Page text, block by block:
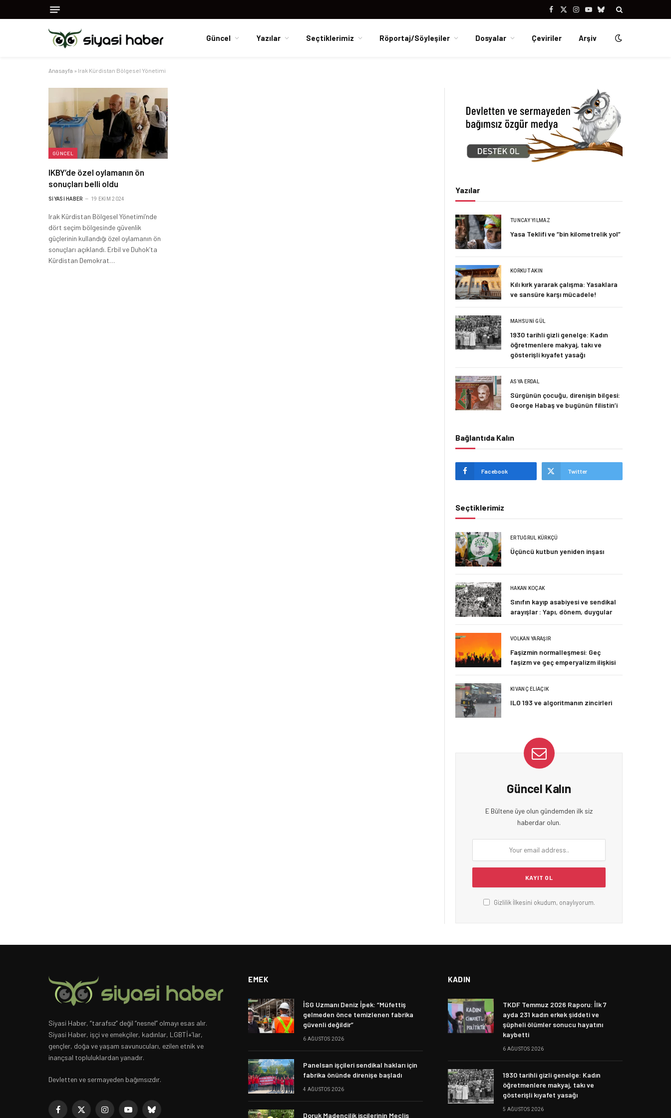
Facebook
X
Instagram
YouTubeBluesky
Güncel Yazılar Seçtiklerimiz Röportaj/Söyleşiler Dosyalar Çeviriler Arşiv
Anasayfa » Irak Kürdistan Bölgesel Yönetimi
GÜNCEL
IKBY’de özel oylamanın ön
sonuçları belli oldu
SIYASI HABER 19 EKIM 2024
Irak Kürdistan Bölgesel Yönetimi’nde
dört seçim bölgesinde güvenlik
güçlerinin kullandığı özel oylamanın ön
sonuçları açıklandı. Erbil ve Duhok’ta
Kürdistan Demokrat…
Yazılar
TUNCAY YILMAZ
Yasa Teklifi ve “bin kilometrelik yol”
KORKUT AKIN
Kılı kırk yararak çalışma: Yasaklara
ve sansüre karşı mücadele!
MAHSUNI GÜL
1930 tarihli gizli genelge: Kadın
öğretmenlere makyaj, takı ve
gösterişli kıyafet yasağı
ASYA ERDAL
Sürgünün çocuğu, direnişin bilgesi:
George Habaş ve bugünün filistin’i
Bağlantıda Kalın
Facebook Twitter
Seçtiklerimiz
ERTUĞRUL KÜRKÇÜ
Üçüncü kutbun yeniden inşası
HAKAN KOÇAK
Sınıfın kayıp asabiyesi ve sendikal
arayışlar : Yapı, dönem, duygular
VOLKAN YARAŞIR
Faşizmin normalleşmesi: Geç
faşizm ve geç emperyalizm ilişkisi
KIVANÇ ELIAÇIK
ILO 193 ve algoritmanın zincirleri
Güncel Kalın
E Bültene üye olun gündemden ilk siz
haberdar olun.
Gizlilik İlkesini okudum, onaylıyorum.
Siyasi Haber, “tarafsız” değil “nesnel” olmayı esas alır.
Siyasi Haber, işçi ve emekçiler, kadınlar, LGBTİ+’lar,
gençler, doğa ve yaşam savunucuları, ezilen etnik ve
inançsal topluluklardan yanadır.
Devletten ve sermayeden bağımsızdır.
Facebook
X InstagramYouTubeBluesky
EMEK
İSG Uzmanı Deniz İpek: “Müfettiş
gelmeden önce temizlenen fabrika
güvenli değildir”
6 AĞUSTOS 2026
Panelsan işçileri sendikal hakları için
fabrika önünde direnişe başladı
4 AĞUSTOS 2026
Doruk Madencilik işçilerinin Meclis
KADIN
TKDF Temmuz 2026 Raporu: İlk 7
ayda 231 kadın erkek şiddeti ve
şüpheli ölümler sonucu hayatını
kaybetti
6 AĞUSTOS 2026
1930 tarihli gizli genelge: Kadın
öğretmenlere makyaj, takı ve
gösterişli kıyafet yasağı
5 AĞUSTOS 2026